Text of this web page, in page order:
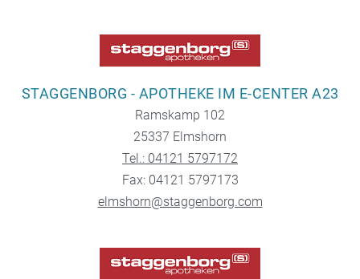
STAGGENBORG - APOTHEKE IM E-CENTER A23
Ramskamp 102
25337 Elmshorn
Tel.: 04121 5797172
Fax: 04121 5797173
elmshorn@staggenborg.com